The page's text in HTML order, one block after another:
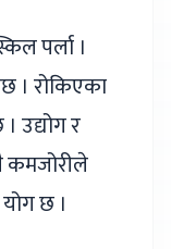
पर्ला ।
रोकिएका
उद्योग र
कमजोरीले
छ ।